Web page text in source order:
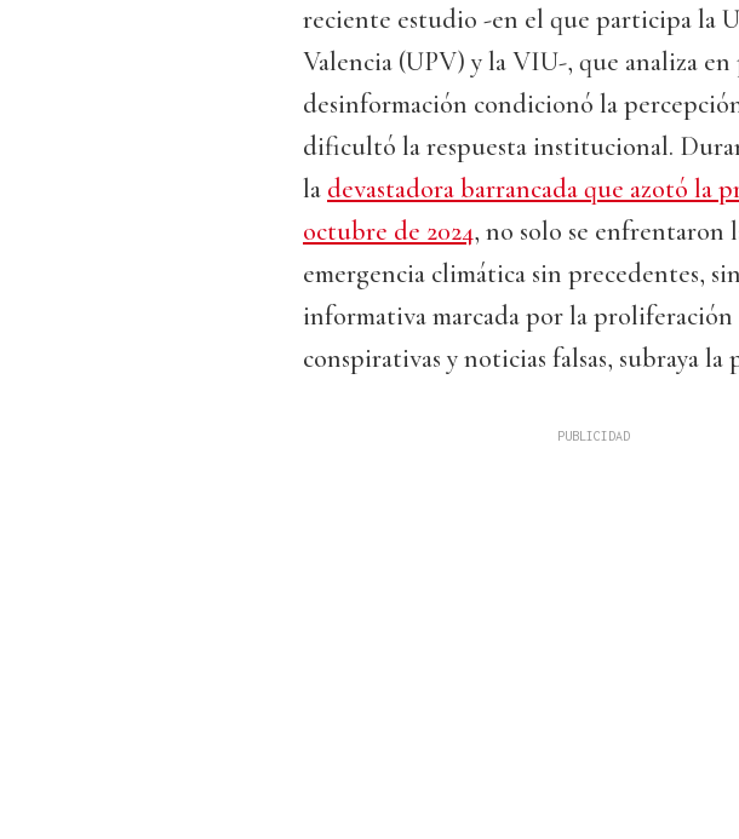
reciente estudio -en el que participa la
Valencia (UPV) y la VIU-, que analiza
desinformación condicionó la
dificultó la respuesta institucional.
la devastadora barrancada que azotó la
octubre de 2024, no solo se enfrentaron
emergencia climática sin precedentes,
informativa marcada por la proliferación
conspirativas y noticias falsas, subraya